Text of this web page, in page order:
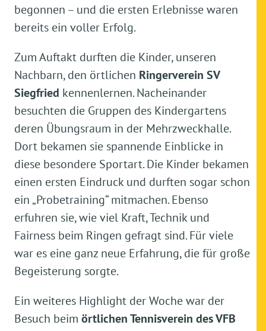
begonnen – und die ersten Erlebnisse waren
bereits ein voller Erfolg.
Zum Auftakt durften die Kinder, unseren
Nachbarn, den örtlichen Ringerverein SV
Siegfried kennenlernen. Nacheinander
besuchten die Gruppen des Kindergartens
deren Übungsraum in der Mehrzweckhalle.
Dort bekamen sie spannende Einblicke in
diese besondere Sportart. Die Kinder bekamen
einen ersten Eindruck und durften sogar schon
ein „Probetraining“ mitmachen. Ebenso
erfuhren sie, wie viel Kraft, Technik und
Fairness beim Ringen gefragt sind. Für viele
war es eine ganz neue Erfahrung, die für große
Begeisterung sorgte.
Ein weiteres Highlight der Woche war der
Besuch beim örtlichen Tennisverein des VFB